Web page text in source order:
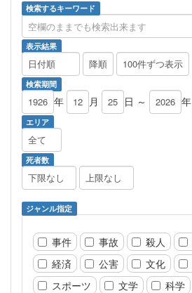
検索するキーワード
表示結果
検索期間
年 月 日 ～ 年
エリア
死者数
ジャンル指定
事件 事故 殺人
経済
公害 文化
スポーツ
文学 科学